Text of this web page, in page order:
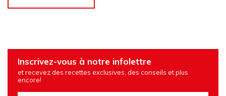
Inscrivez-vous à notre infolettre
et recevez des recettes exclusives, des conseils et plus
encore!